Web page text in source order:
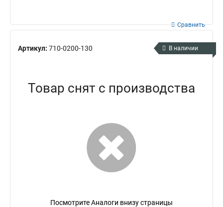
Артикул: 710-0200-130
Сравнить
В наличии
Товар снят с производства
Посмотрите Аналоги внизу страницы